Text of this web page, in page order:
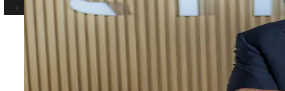
Ciencia y tecnología